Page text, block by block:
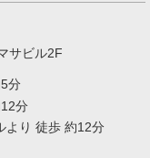
サビル2F
分
分
より 徒歩 約12分